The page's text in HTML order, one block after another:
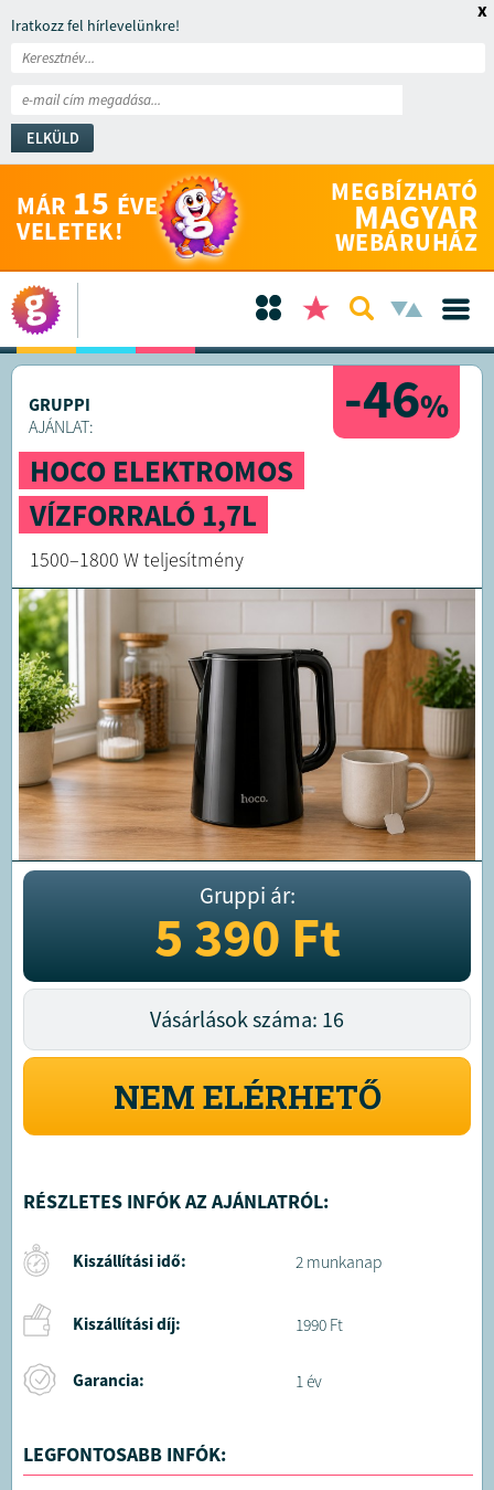
Iratkozz fel hírlevelünkre!
ELKÜLD
x
MÁR 15 ÉVE
VELETEK!
MEGBÍZHATÓ
MAGYAR
WEBÁRUHÁZ
-46%
GRUPPI
AJÁNLAT:
HOCO ELEKTROMOS
VÍZFORRALÓ 1,7L
1500–1800 W teljesítmény
Gruppi ár:
5 390Ft
Vásárlások száma: 16
NEM ELÉRHETŐ
RÉSZLETES INFÓK AZ AJÁNLATRÓL:
Kiszállítási idő: 2 munkanap
Kiszállítási díj: 1990 Ft
Garancia: 1 év
LEGFONTOSABB INFÓK: